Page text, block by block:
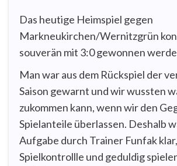
Das heutige Heimspiel gegen
Markneukirchen/Wernitzgrün
souverän mit 3:0 gewonnen
Man war aus dem Rückspiel der
Saison gewarnt und wir wussten
zukommen kann, wenn wir den
Spielanteile überlassen. Deshalb
Aufgabe durch Trainer Funfak klar,
Spielkontrollle und geduldig